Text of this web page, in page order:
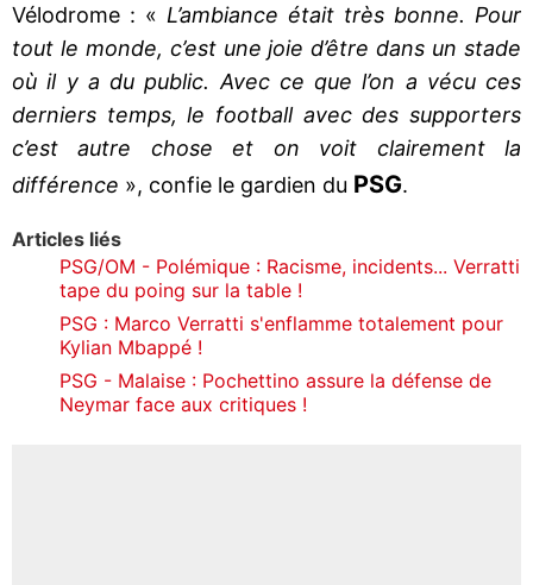
Vélodrome : « L’ambiance était très bonne. Pour
tout le monde, c’est une joie d’être dans un stade
où il y a du public. Avec ce que l’on a vécu ces
derniers temps, le football avec des supporters
c’est autre chose et on voit clairement la
différence », confie le gardien du PSG.
Articles liés
PSG/OM - Polémique : Racisme, incidents... Verratti
tape du poing sur la table !
PSG : Marco Verratti s'enflamme totalement pour
Kylian Mbappé !
PSG - Malaise : Pochettino assure la défense de
Neymar face aux critiques !